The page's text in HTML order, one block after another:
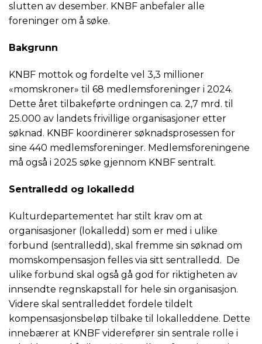
slutten av desember. KNBF anbefaler alle
foreninger om å søke.
Bakgrunn
KNBF mottok og fordelte vel 3,3 millioner
«momskroner» til 68 medlemsforeninger i 2024.
Dette året tilbakeførte ordningen ca. 2,7 mrd. til
25.000 av landets frivillige organisasjoner etter
søknad. KNBF koordinerer søknadsprosessen for
sine 440 medlemsforeninger. Medlemsforeningene
må også i 2025 søke gjennom KNBF sentralt.
Sentralledd og lokalledd
Kulturdepartementet har stilt krav om at
organisasjoner (lokalledd) som er med i ulike
forbund (sentralledd), skal fremme sin søknad om
momskompensasjon felles via sitt sentralledd. De
ulike forbund skal også gå god for riktigheten av
innsendte regnskapstall for hele sin organisasjon.
Videre skal sentralleddet fordele tildelt
kompensasjonsbeløp tilbake til lokalleddene. Dette
innebærer at KNBF viderefører sin sentrale rolle i